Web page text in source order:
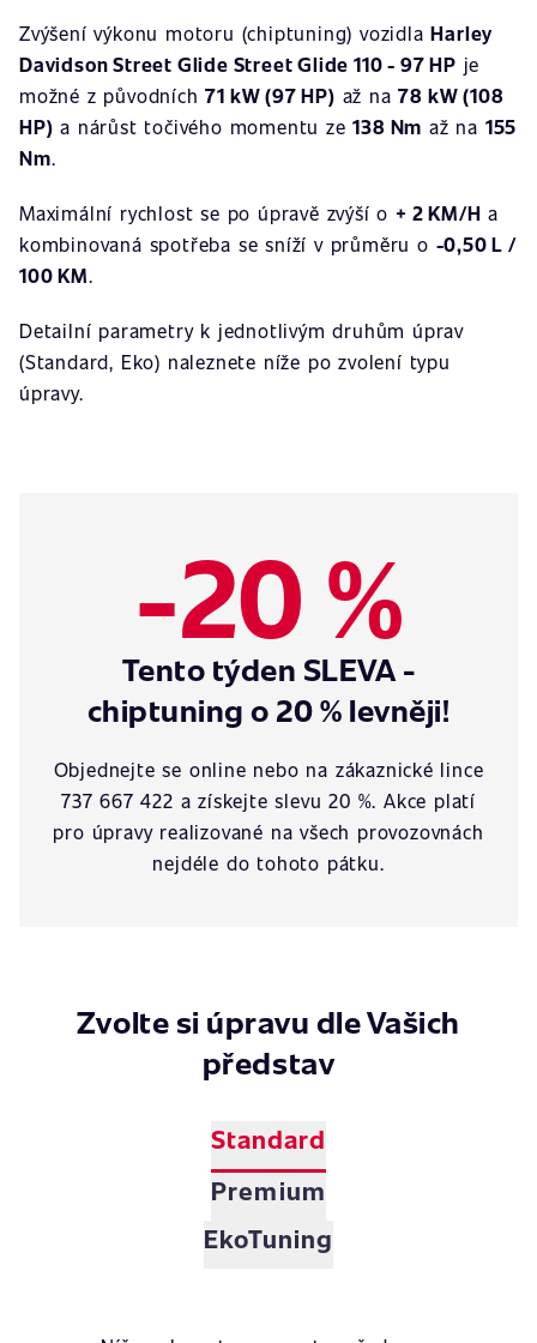
Zvýšení výkonu motoru (chiptuning) vozidlaHarley
Davidson Street Glide Street Glide 110 - 97 HP je
možné z původních71 kW (97 HP) až na78 kW (108
HP) a nárůst točivého momentu ze138 Nm až na 155
Nm.
Maximální rychlost se po úpravě zvýší o + 2 KM/H a
kombinovaná spotřeba se sníží v průměru o -0,50 L /
100 KM.
Detailní parametry k jednotlivým druhům úprav
(Standard, Eko) naleznete níže po zvolení typu
úpravy.
-20 %
Tento týden SLEVA -
chiptuning o 20 % levněji!
Objednejte se online nebo na zákaznické lince
737 667 422 a získejte slevu 20 %. Akce platí
pro úpravy realizované na všech provozovnách
nejdéle do tohoto pátku.
Zvolte si úpravu dle Vašich
představ
Standard
Premium
EkoTuning